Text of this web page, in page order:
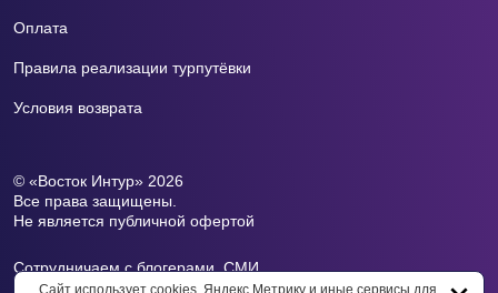
Оплата
Правила реализации турпутёвки
Условия возврата
© «Восток Интур» 2026
Все права защищены.
Не является публичной офертой
Сотрудничаем с блогерами, СМИ.
Почта для СМИ:press@vоstokintur.ru
Сайт использует cookies, Яндекс.Метрику и иные сервисы для